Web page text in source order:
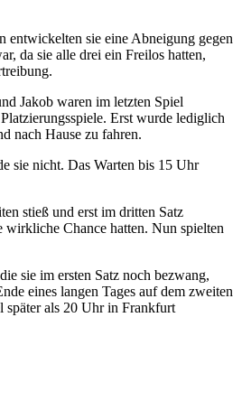
entwickelten sie eine Abneigung gegen
da sie alle drei ein Freilos hatten,
Jakob waren im letzten Spiel
Erst wurde lediglich
nach Hause zu fahren.
sie nicht. Das Warten bis 15 Uhr
stieß und erst im dritten Satz
Chance hatten. Nun spielten
sie im ersten Satz noch bezwang,
eines langen Tages auf dem zweiten
später als 20 Uhr in Frankfurt